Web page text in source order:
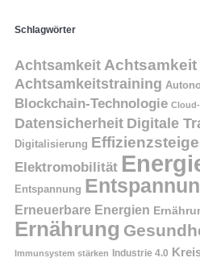
Schlagwörter
AchtsamkeitAchtsamkeit
Achtsamkeitstraining
Blockchain-Technologie
Datensicherheit Digitale
Digitalisierung
Elektromobilität
Entspannung
Erneuerbare Energien
Ernährung
Immunsystem stärken Industrie 4.0